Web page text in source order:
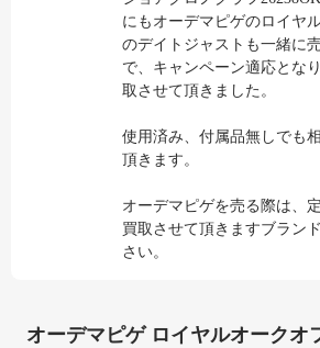
にもオーデマピゲのロイヤ
のデイトジャストも一緒に
で、キャンペーン適応とな
取させて頂きました。
使用済み、付属品無しでも
頂きます。
オーデマピゲを売る際は、
買取させて頂きますブラン
さい。
オーデマピゲ ロイヤルオークオ